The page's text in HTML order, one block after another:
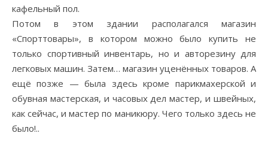
кафельный пол.
Потом в этом здании располагался магазин
«Спорттовары», в котором можно было купить не
только спортивный инвентарь, но и авторезину для
легковых машин. Затем… магазин уценённых товаров. А
ещё позже — была здесь кроме парикмахерской и
обувная мастерская, и часовых дел мастер, и швейных,
как сейчас, и мастер по маникюру. Чего только здесь не
было!..